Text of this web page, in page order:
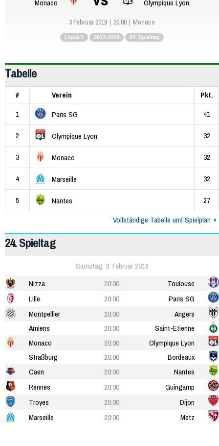
Monaco Olympique Lyon
3 Februar 2018 20:00 Monaco
Ligue 1 2017-2018 24. Spieltag
Tabelle
# Verein
Pkt.
1
Paris SG 41
2 Olympique Lyon 32
3 Monaco 32
4 Marseille 32
5 Nantes
27
Vollständige Tabelle und Spielplan
24. Spieltag
Samstag, 3. Februar 2018
Nizza
20:00
Toulouse
Lille
20:00
Paris SG
Montpellier
20:00
Angers
Amiens
20:00
Saint-Etienne
Monaco
20:00
Olympique Lyon
Straßburg
20:00
Bordeaux
Caen
20:00
Nantes
Rennes
20:00
Guingamp
Troyes
20:00
Dijon
Marseille
20:00 Metz